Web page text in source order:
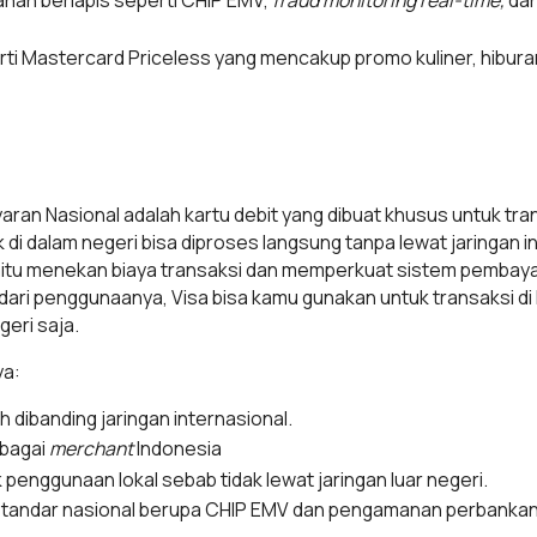
Mastercard Priceless yang mencakup promo kuliner,
Nasional adalah kartu debit yang dibuat khusus untuk
dalam negeri bisa diproses langsung tanpa lewat jaringan
menekan biaya transaksi dan memperkuat sistem
penggunaanya, Visa bisa kamu gunakan untuk transaksi
saja.
dibanding jaringan internasional.
merchantIndonesia
lokal sebab tidak lewat jaringan luar negeri.
nasional berupa CHIP EMV dan pengamanan